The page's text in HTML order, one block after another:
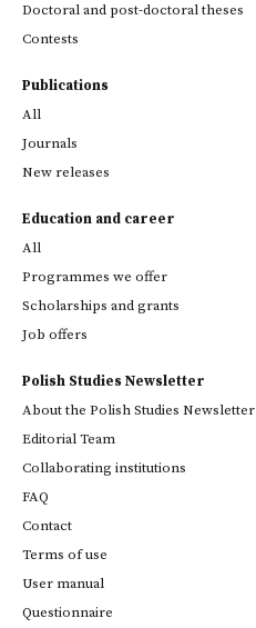
Doctoral and post-doctoral theses
Contests
Publications
All
Journals
New releases
Education and career
All
Programmes we offer
Scholarships and grants
Job offers
Polish Studies Newsletter
About the Polish Studies Newsletter
Editorial Team
Collaborating institutions
FAQ
Contact
Terms of use
User manual
Questionnaire